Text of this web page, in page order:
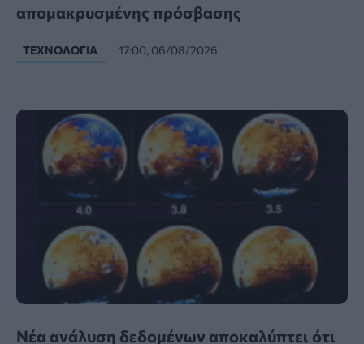
απομακρυσμένης πρόσβασης
ΤΕΧΝΟΛΟΓΊΑ 17:00, 06/08/2026
Νέα ανάλυση δεδομένων αποκαλύπτει ότι